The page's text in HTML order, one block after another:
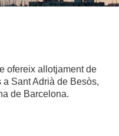
ofereix allotjament de
Sant Adrià de Besòs,
de Barcelona.